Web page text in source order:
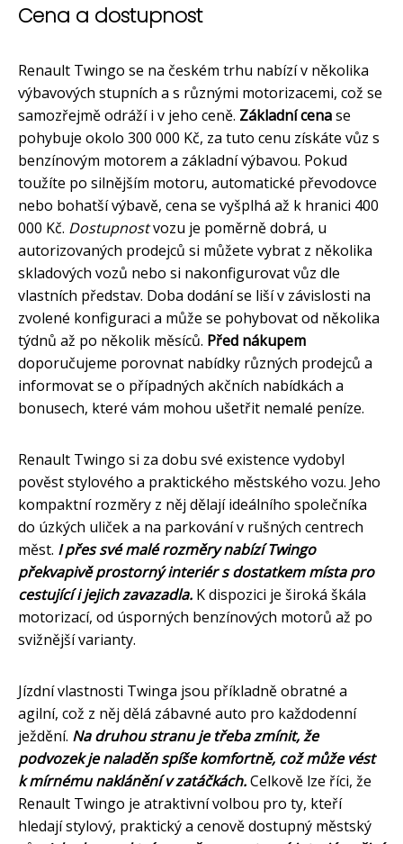
Cena a dostupnost
Renault Twingo se na českém trhu nabízí v několika
výbavových stupních a s různými motorizacemi, což se
samozřejmě odráží i v jeho ceně. Základní cenase
pohybuje okolo 300 000 Kč, za tuto cenu získáte vůz s
benzínovým motorem a základní výbavou. Pokud
toužíte po silnějším motoru, automatické převodovce
nebo bohatší výbavě, cena se vyšplhá až k hranici 400
000 Kč. Dostupnostvozu je poměrně dobrá, u
autorizovaných prodejců si můžete vybrat z několika
skladových vozů nebo si nakonfigurovat vůz dle
vlastních představ. Doba dodání se liší v závislosti na
zvolené konfiguraci a může se pohybovat od několika
týdnů až po několik měsíců. Před nákupem
doporučujeme porovnat nabídky různých prodejců a
informovat se o případných akčních nabídkách a
bonusech, které vám mohou ušetřit nemalé peníze.
Renault Twingo si za dobu své existence vydobyl
pověst stylového a praktického městského vozu. Jeho
kompaktní rozměry z něj dělají ideálního společníka
do úzkých uliček a na parkování v rušných centrech
měst. I přes své malé rozměry nabízí Twingo
překvapivě prostorný interiér s dostatkem místa pro
cestující i jejich zavazadla. K dispozici je široká škála
motorizací, od úsporných benzínových motorů až po
svižnější varianty.
Jízdní vlastnosti Twinga jsou příkladně obratné a
agilní, což z něj dělá zábavné auto pro každodenní
ježdění. Na druhou stranu je třeba zmínit, že
podvozek je naladěn spíše komfortně, což může vést
k mírnému naklánění v zatáčkách.Celkově lze říci, že
Renault Twingo je atraktivní volbou pro ty, kteří
hledají stylový, praktický a cenově dostupný městský